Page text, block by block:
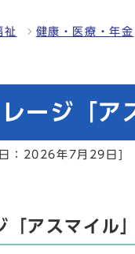
祉 健康・医療・年金
ージ「ア
日：2026年7月29日]
「アスマイル